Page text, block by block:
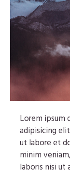
Lorem ipsum
adipisicing
ut labore et
minim
laboris nisi ut